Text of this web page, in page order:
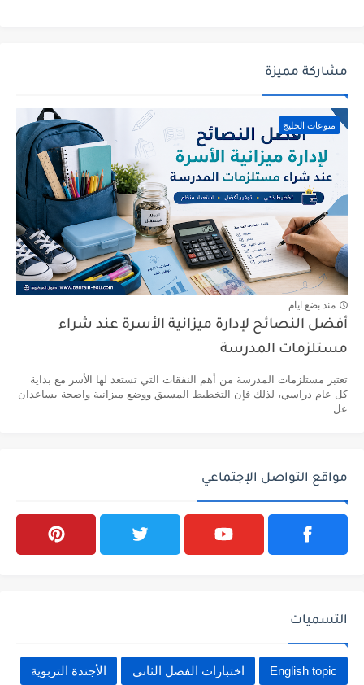
مشاركة مميزة
منوعات الخليج
منذ بضع ايام
أفضل النصائح لإدارة ميزانية الأسرة عند شراء
مستلزمات المدرسة
تعتبر مستلزمات المدرسة من أهم النفقات التي تستعد لها الأسر مع بداية
كل عام دراسي، لذلك فإن التخطيط المسبق ووضع ميزانية واضحة يساعدان
عل...
مواقع التواصل الإجتماعي
التسميات
English topic اختبارات الفصل الثاني الأجندة التربوية